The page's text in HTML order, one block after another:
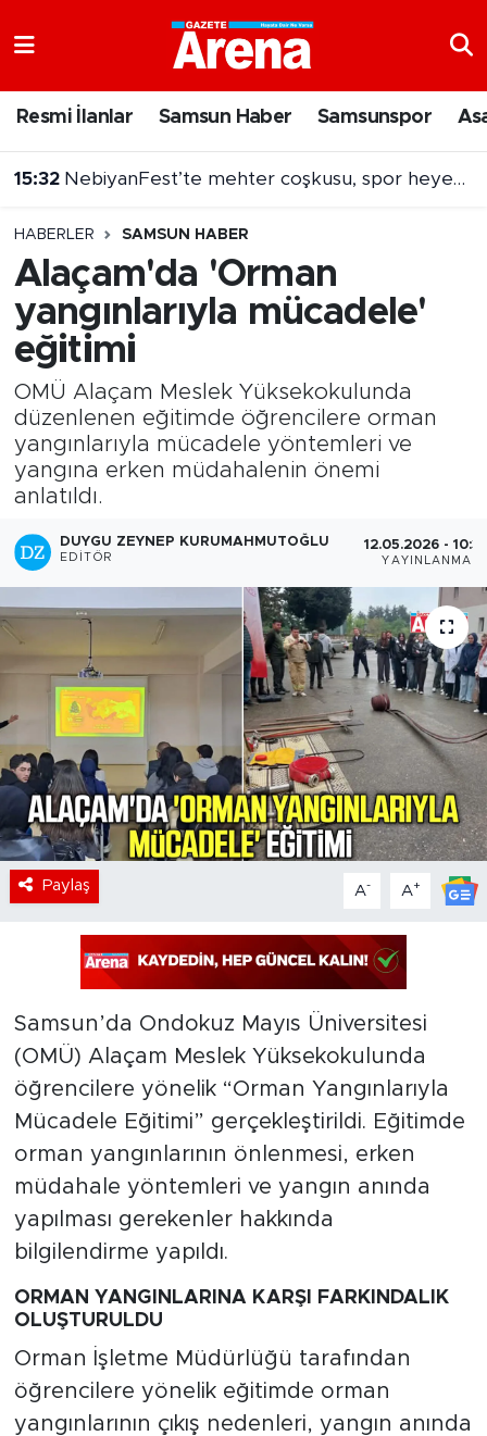
Resmi İlanlar Samsun Haber Samsunspor
15:32 NebiyanFest’te mehter coşkusu, spor heyecanı
15:31 Dron saldırısına uğramıştı! Hasarlı Türk gemisi Samsun'a getirildi
HABERLER SAMSUN HABER
Alaçam'da 'Orman
yangınlarıyla mücadele'
eğitimi
OMÜ Alaçam Meslek Yüksekokulunda
düzenlenen eğitimde öğrencilere orman
yangınlarıyla mücadele yöntemleri ve
yangına erken müdahalenin önemi
anlatıldı.
DUYGU ZEYNEP KURUMAHMUTOĞLU
EDITÖR
12.05.2026 -
YAYINLANMA
Paylaş A- A+
Samsun’da Ondokuz Mayıs Üniversitesi
(OMÜ) Alaçam Meslek Yüksekokulunda
öğrencilere yönelik “Orman Yangınlarıyla
Mücadele Eğitimi” gerçekleştirildi. Eğitimde
orman yangınlarının önlenmesi, erken
müdahale yöntemleri ve yangın anında
yapılması gerekenler hakkında
bilgilendirme yapıldı.
ORMAN YANGINLARINA KARŞI FARKINDALIK
OLUŞTURULDU
Orman İşletme Müdürlüğü tarafından
öğrencilere yönelik eğitimde orman
yangınlarının çıkış nedenleri, yangın anında
Samsun Namaz Vakitleri
Süper Lig Puan Durumu ve Fikstür
Tüm Manşetler
Son Dakika Haberleri
Haber Arşivi